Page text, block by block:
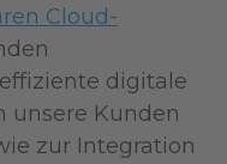
Cloud-
digitale
unsere Kunden
zur Integration